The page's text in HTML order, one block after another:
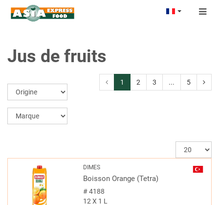
Jus de fruits
1 2 3 ... 5
DIMES
Boisson Orange (Tetra)
#4188
12 X 1 L